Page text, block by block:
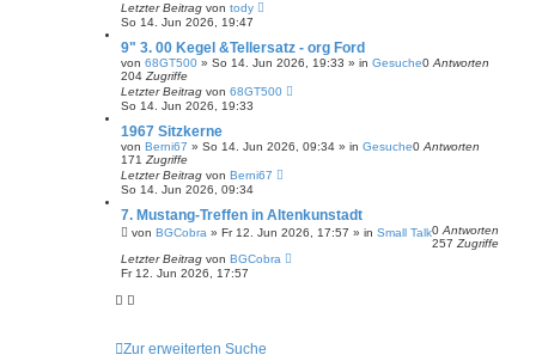
Letzter Beitrag von tody
So 14. Jun 2026, 19:47
9" 3. 00 Kegel &Tellersatz - org Ford
von 68GT500 » So 14. Jun 2026, 19:33 » in Gesuche0 Antworten
204 Zugriffe
Letzter Beitrag von 68GT500
So 14. Jun 2026, 19:33
1967 Sitzkerne
von Berni67 » So 14. Jun 2026, 09:34 » in Gesuche0 Antworten
171 Zugriffe
Letzter Beitrag von Berni67
So 14. Jun 2026, 09:34
7. Mustang-Treffen in Altenkunstadt
von BGCobra » Fr 12. Jun 2026, 17:57 » in Small Talk0 Antworten
257 Zugriffe
Letzter Beitrag von BGCobra
Fr 12. Jun 2026, 17:57
Zur erweiterten Suche